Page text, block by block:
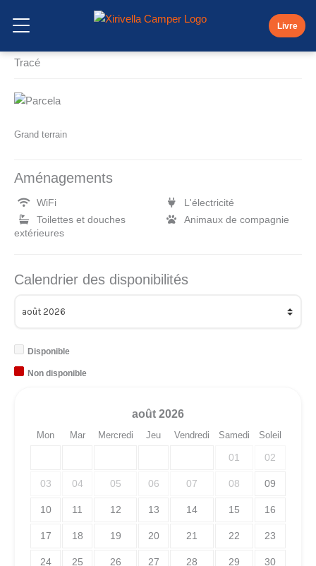
Ouvrir le menu Livre
Parcelles
Tracé
Grand terrain
Aménagements
WiFi
L'électricité
Toilettes et douches
extérieures
Animaux de compagnie
Calendrier des disponibilités
Disponible
Non disponible
août 2026
Mon Mar Mercredi Jeu Vendredi Samedi Soleil
01 02
03 04 05 06 07 08 09
10 11 12 13 14 15 16
17 18 19 20 21 22 23
24 25 26 27 28 29 30